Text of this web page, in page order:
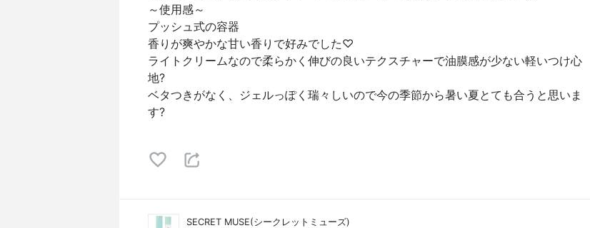
～使用感～
プッシュ式の容器
香りが爽やかな甘い香りで好みでした♡
ライトクリームなので柔らかく伸びの良いテクスチャーで油膜感が少ない軽いつけ心
地?
ベタつきがなく、ジェルっぽく瑞々しいので今の季節から暑い夏とても合うと思いま
す?
SECRET MUSE(シークレットミューズ)